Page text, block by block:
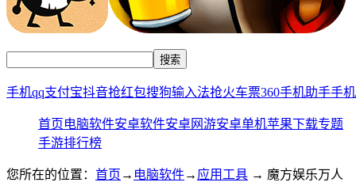
手机qq支付宝抖音抢红包搜狗输入法抢火车票360手机助手手
首页电脑软件安卓软件安卓网游安卓单机苹果下载专题
手游排行榜
您所在的位置： 首页 → 电脑软件→ 应用工具 → 魔方娱乐万人